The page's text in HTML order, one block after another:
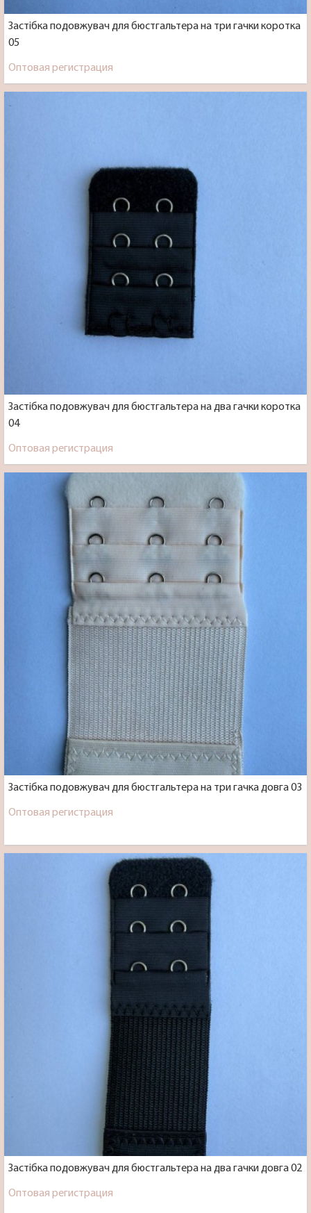
Застібка подовжувач для бюстгальтера на три гачки коротка
05
Оптовая регистрация
Застібка подовжувач для бюстгальтера на два гачки коротка
04
Оптовая регистрация
Застібка подовжувач для бюстгальтера на три гачка довга 03
Оптовая регистрация
Застібка подовжувач для бюстгальтера на два гачки довга 02
Оптовая регистрация